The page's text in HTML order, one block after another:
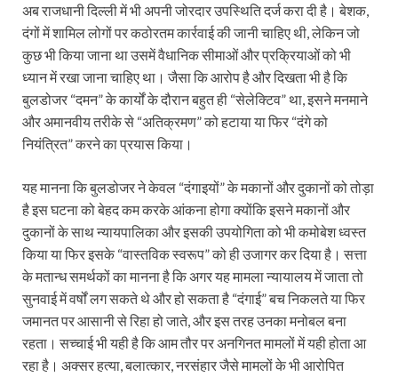
अब राजधानी दिल्ली में भी अपनी जोरदार उपस्थिति दर्ज करा दी है। बेशक,
दंगों में शामिल लोगों पर कठोरतम कार्रवाई की जानी चाहिए थी, लेकिन जो
कुछ भी किया जाना था उसमें वैधानिक सीमाओं और प्रक्रियाओं को भी
ध्यान में रखा जाना चाहिए था। जैसा कि आरोप है और दिखता भी है कि
बुलडोजर “दमन” के कार्यों के दौरान बहुत ही “सेलेक्टिव” था, इसने मनमाने
और अमानवीय तरीके से “अतिक्रमण” को हटाया या फिर “दंगे को
नियंत्रित” करने का प्रयास किया।
यह मानना कि बुलडोजर ने केवल “दंगाइयों” के मकानों और दुकानों को तोड़ा
है इस घटना को बेहद कम करके आंकना होगा क्योंकि इसने मकानों और
दुकानों के साथ न्यायपालिका और इसकी उपयोगिता को भी कमोबेश ध्वस्त
किया या फिर इसके “वास्तविक स्वरूप” को ही उजागर कर दिया है। सत्ता
के मतान्ध समर्थकों का मानना है कि अगर यह मामला न्यायालय में जाता तो
सुनवाई में वर्षों लग सकते थे और हो सकता है “दंगाई” बच निकलते या फिर
जमानत पर आसानी से रिहा हो जाते, और इस तरह उनका मनोबल बना
रहता। सच्चाई भी यही है कि आम तौर पर अनगिनत मामलों में यही होता आ
रहा है। अक्सर हत्या, बलात्कार, नरसंहार जैसे मामलों के भी आरोपित